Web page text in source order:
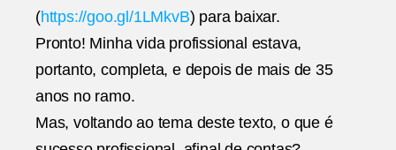
(https://goo.gl/1LMkvB) para baixar.
Pronto! Minha vida profissional estava,
portanto, completa, e depois de mais de 35
anos no ramo.
Mas, voltando ao tema deste texto, o que é